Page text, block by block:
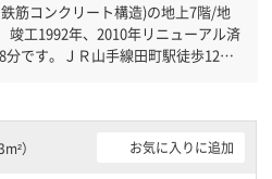
筋コンクリート構造)の地上7階/地
済
です。ＪＲ山手線田町駅徒歩12分
オススメです。土日・祝日も利用可
が出来ます。駐車場完備なので、車
） お気に入りに追加